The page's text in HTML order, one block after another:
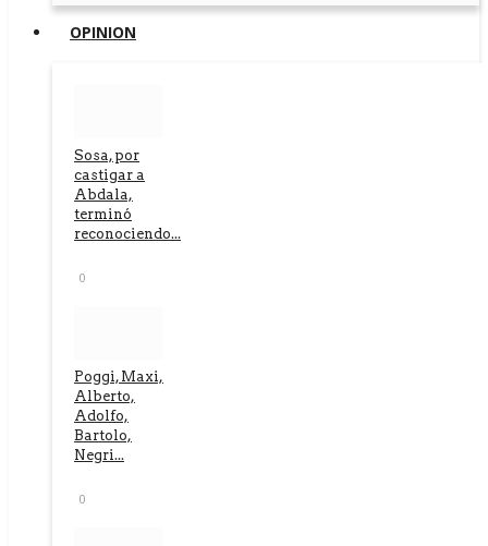
OPINION
Sosa, por
castigar a
Abdala,
terminó
reconociendo...
0
Poggi, Maxi,
Alberto,
Adolfo,
Bartolo,
Negri...
0